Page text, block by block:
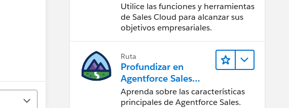
Utilice las funciones y herramientas
de Sales Cloud para alcanzar sus
objetivos empresariales.
Ruta
Profundizar en
Agentforce Sales
para
administradores
Aprenda sobre las características
principales de Agentforce Sales.